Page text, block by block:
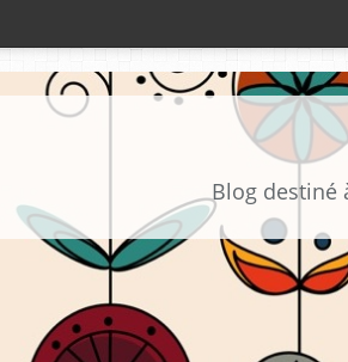
Blog destiné